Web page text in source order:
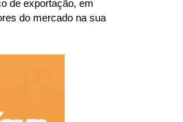
de exportação, em
do mercado na sua